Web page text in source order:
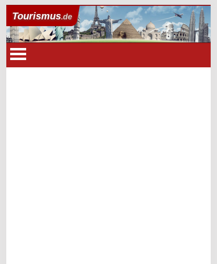
Tourismus.de